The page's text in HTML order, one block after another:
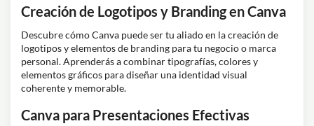
Creación de Logotipos y Branding en Canva
Descubre cómo Canva puede ser tu aliado en la creación de
logotipos y elementos de branding para tu negocio o marca
personal. Aprenderás a combinar tipografías, colores y
elementos gráficos para diseñar una identidad visual
coherente y memorable.
Canva para Presentaciones Efectivas